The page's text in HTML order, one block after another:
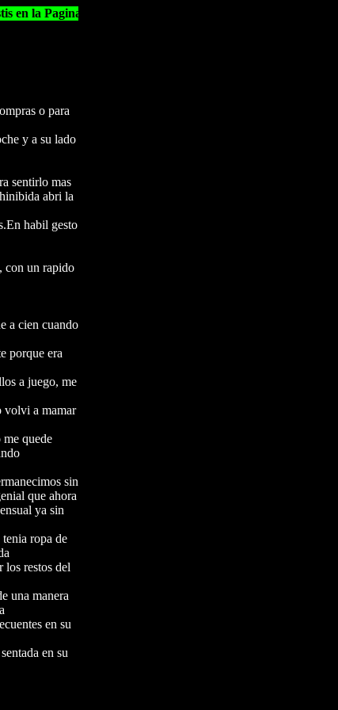
la Pagina Principal
o para
y a su lado
sentirlo mas
abri la
habil gesto
con un rapido
a cien cuando
porque era
a juego, me
volvi a mamar
quede
sin
que ahora
ya sin
ropa de
los restos del
una manera
en su
en su